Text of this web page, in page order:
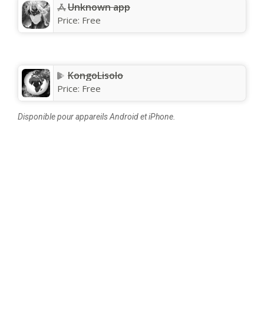
Unknown app
Price: Free
KongoLisolo
Price: Free
Disponible pour appareils Android et iPhone.